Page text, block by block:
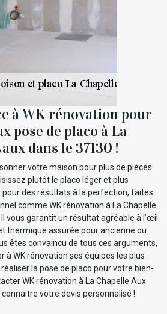
à WK rénovation pour
pose de placo à La
dans le 37130 !
votre maison pour plus de pièces
plutôt le placo léger et plus
pour des résultats à la perfection, faites
comme WK rénovation à La Chapelle
vous garantit un résultat agréable à l’œil
thermique assurée pour ancienne ou
êtes convaincu de tous ces arguments,
à WK rénovation ses équipes les plus
la pose de placo pour votre bien-
WK rénovation à La Chapelle Aux
votre devis personnalisé !